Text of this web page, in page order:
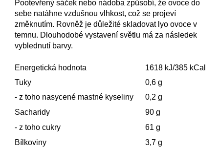
Pootevřený sáček nebo nádoba způsobí, že ovoce do
sebe natáhne vzdušnou vlhkost, což se projeví
změknutím. Rovněž je důležité skladovat lyo ovoce v
temnu. Dlouhodobé vystavení světlu má za následek
vyblednutí barvy.
Energetická hodnota
1618 kJ/385 kCal
Tuky
0,6 g
- z toho nasycené mastné kyseliny
0,2 g
Sacharidy
90 g
- z toho cukry
61 g
Bílkoviny
3,7 g